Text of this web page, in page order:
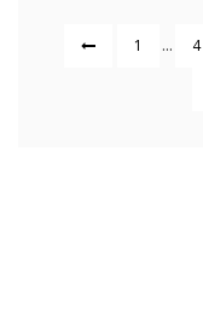
1 ... 4